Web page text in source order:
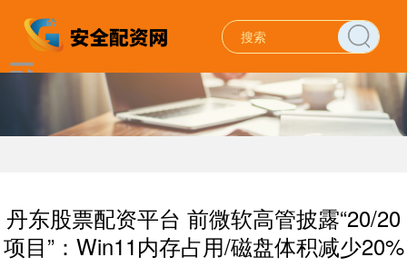
丹东股票配资平台 前微软高管披露“20/20
项目”：Win11内存占用/磁盘体积减少20%